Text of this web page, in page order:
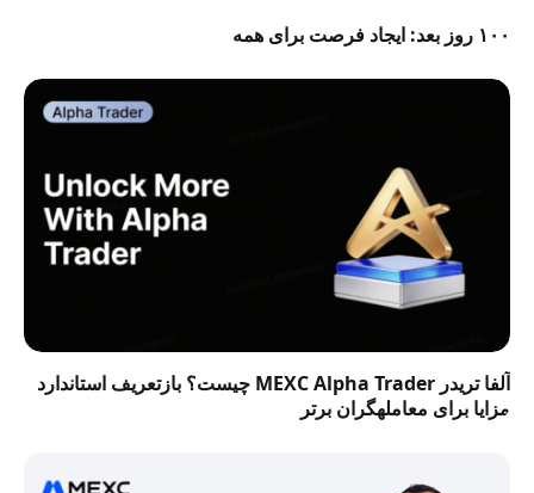
۱۰۰ روز بعد: ایجاد فرصت برای همه
آلفا تریدر MEXC Alpha Trader چیست؟ بازتعریف استاندارد
مزایا برای معاملهگران برتر